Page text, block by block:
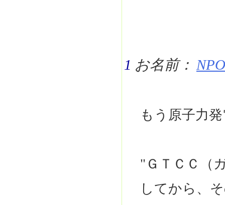
1 お名前：
もう原子力
"ＧＴＣＣ（
してから、